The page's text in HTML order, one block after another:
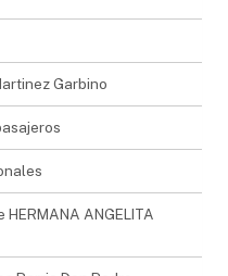
Garbino
ANGELITA